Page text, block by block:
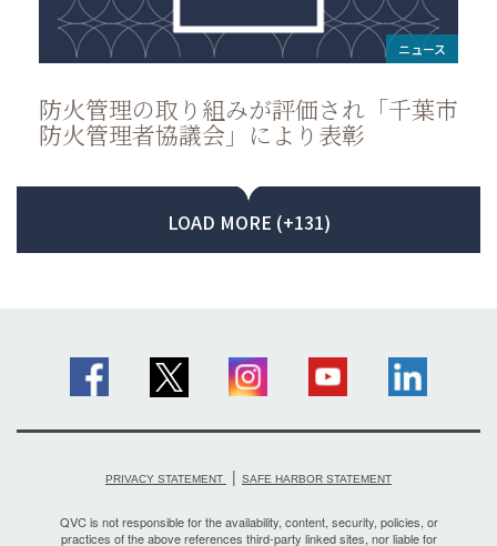
ニュース
防火管理の取り組みが評価され「千葉市
防火管理者協議会」により表彰
LOAD MORE (+131)
PRIVACY STATEMENT | SAFE HARBOR STATEMENT
QVC is not responsible for the availability, content, security, policies, or
practices of the above references third-party linked sites, nor liable for